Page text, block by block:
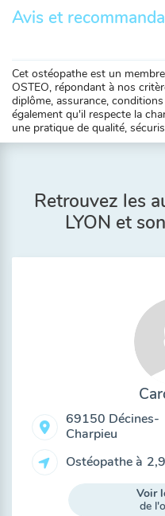
Avis et
Cet ostéopathe est un
OSTEO, répondant à nos
diplôme, assurance,
également qu'il respecte la
une pratique de qualité,
Retrouvez les
LYON et
69150 Décines-
Charpieu
Ostéopathe à
Voir
de